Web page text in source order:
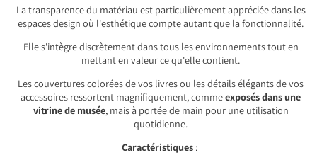
La transparence du matériau est particulièrement appréciée dans les
espaces design où l'esthétique compte autant que la fonctionnalité.
Elle s'intègre discrètement dans tous les environnements tout en
mettant en valeur ce qu'elle contient.
Les couvertures colorées de vos livres ou les détails élégants de vos
accessoires ressortent magnifiquement, commeexposés dans une
vitrine de musée, mais à portée de main pour une utilisation
quotidienne.
Caractéristiques :